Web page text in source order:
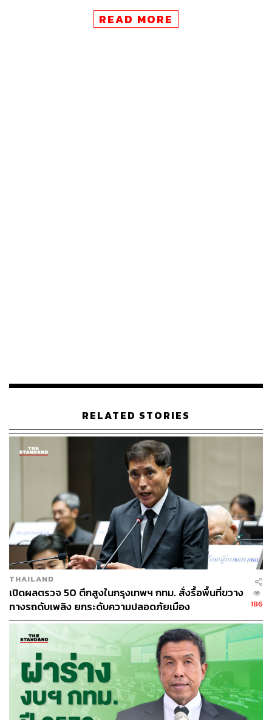
ตอนบนมีคลื่นสูง 1-2 เมตร บริเวณที่มีฝนฟ้าคะนองคลื่นสูง
มากกว่า 2 เมตร ขอให้ชาวเรือในบริเวณดังกล่าวเดินเรือด้วย
อุณหภูมิต่ำสุด 11-15 องศาเซลเซียส
อุณหภูมิสูงสุด 27-32 องศาเซลเซียส
บริเวณยอดดอยอากาศหนาวถึงหนาวจัดและมี
อุณหภูมิต่ำสุด 3-9 องศาเซลเซียส
ลมตะวันออกเฉียงเหนือ ความเร็ว 5-15 กม./ชม.
▪️ภาคตะวันออกเฉียงเหนือ
อากาศเย็นถึงหนาว
อุณหภูมิต่ำสุด 10-16 องศาเซลเซียส
อุณหภูมิสูงสุด 27-30 องศาเซลเซียส
บริเวณยอดภูอากาศหนาวถึงหนาวจัด อุณหภูมิต่ำสุด 5-
10 องศาเซลเซียส
ลมตะวันออกเฉียงเหนือ ความเร็ว 10-20 กม./ชม.
▪️ภาคกลาง
READ MORE
RELATED STORIES
THAILAND
เปิดผลตรวจ 50 ตึกสูงในกรุงเทพฯ กทม. สั่งรื้อพื้นที่ขวาง
ทางรถดับเพลิง ยกระดับความปลอดภัยเมือง
186